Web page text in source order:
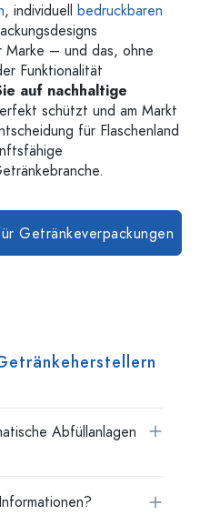
, individuell bedruckbaren
– und das, ohne
Funktionalität
auf nachhaltige
schützt und am Markt
für Flaschenland
Getränkeverpackungen
Abfüllanlagen